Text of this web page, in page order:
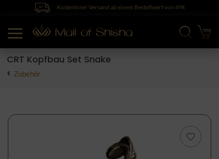
Kostenloser Versand ab einem Bestellwert von 49€
CRT Kopfbau Set Snake
Zubehör